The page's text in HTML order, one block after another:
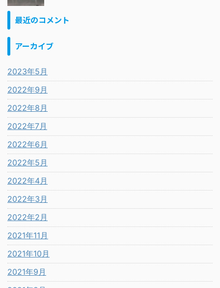
最近のコメント
アーカイブ
2023年5月
2022年9月
2022年8月
2022年7月
2022年6月
2022年5月
2022年4月
2022年3月
2022年2月
2021年11月
2021年10月
2021年9月